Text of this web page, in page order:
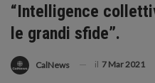
“Intelligence
le grandi sfide”.
CalNews il 7 Mar 2021